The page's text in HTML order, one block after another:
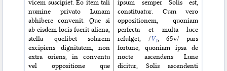
vicem suscipiet. Eo item tali
numine privato Lunam
abhibere convenit. Que si
ab eisdem locis fuerit aliena,
stella quelibet solarem
excipiens dignitatem, non
extra oriens, in conventu
vel oppositione que
ipsum semper Solis est,
constituatur. Cum vero
oppositionem, quoniam
perfecta et multa luce
refulget, /V1, 65v/ pars
fortune, quoniam ipsa de
nocte ascendens Lune
dicitur, Solis ascendenti